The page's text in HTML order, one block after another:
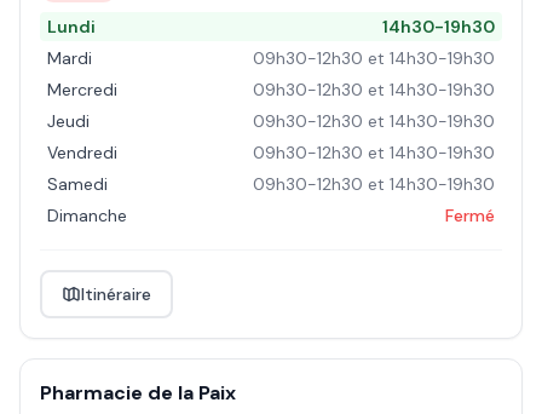
Lundi
14h30-19h30
Mardi
09h30-12h30 et 14h30-19h30
Mercredi
09h30-12h30 et 14h30-19h30
Jeudi
09h30-12h30 et 14h30-19h30
Vendredi
09h30-12h30 et 14h30-19h30
Samedi
09h30-12h30 et 14h30-19h30
Dimanche
Fermé
Itinéraire
Pharmacie de la Paix